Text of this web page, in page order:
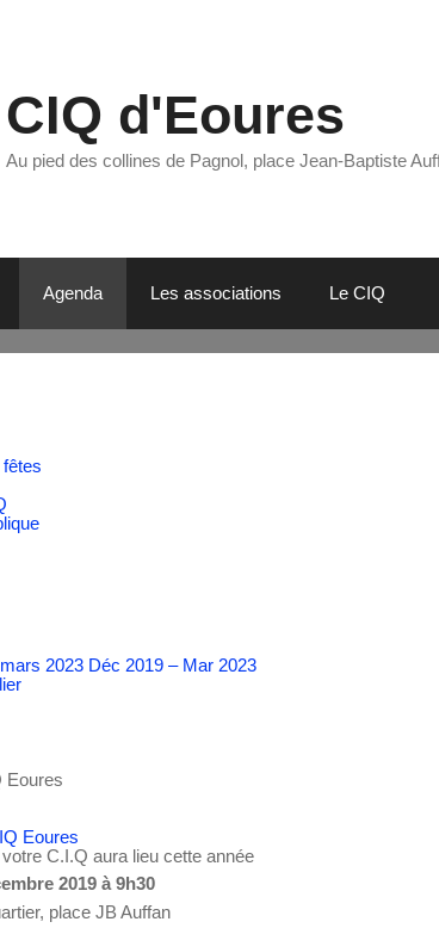
CIQ d'Eoures
Au pied des collines de Pagnol, place Jean-Baptiste
Agenda Les associations Le CIQ
2023 Déc 2019 – Mar 2023
Eoures
votre C.I.Q aura lieu cette année
2019 à 9h30
place JB Auffan